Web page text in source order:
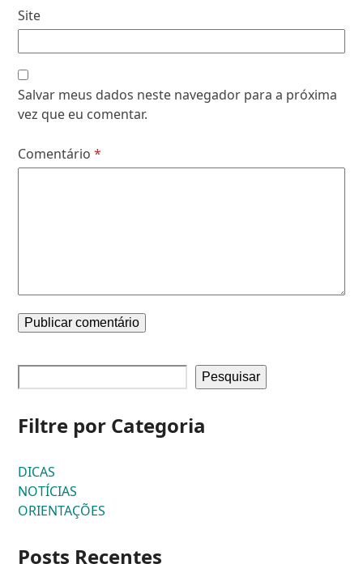
Site
Salvar meus dados neste navegador para a próxima
vez que eu comentar.
Comentário*
Pesquisar
Filtre por Categoria
DICAS
NOTÍCIAS
ORIENTAÇÕES
Posts Recentes